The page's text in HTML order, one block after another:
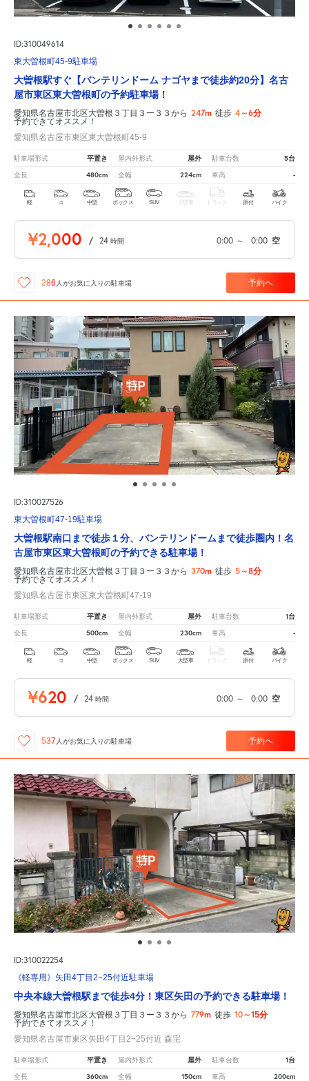
ID:310049614
東大曽根町45-9駐車場
大曽根駅すぐ【バンテリンドーム ナゴヤまで徒歩約20分】名古
屋市東区東大曽根町の予約駐車場！
愛知県名古屋市北区大曽根３丁目３ー３３から 247m 徒歩 4～6分
予約できてオススメ！
愛知県名古屋市東区東大曽根町45-9
駐車場形式 平置き 屋内外形式 屋外 駐車台数 5台
全長 480cm 全幅 224cm 車高 -
軽 コ 中型 ボックス SUV 大型車 トラック 原付 バイク
¥2,000 / 24 時間 0:00 ～ 0:00 空
286 人がお気に入りの駐車場 予約へ
ID:310027526
東大曽根町47-19駐車場
大曽根駅南口まで徒歩１分、バンテリンドームまで徒歩圏内！名
古屋市東区東大曽根町の予約できる駐車場！
愛知県名古屋市北区大曽根３丁目３ー３３から 370m 徒歩 5～8分
予約できてオススメ！
愛知県名古屋市東区東大曽根町47-19
駐車場形式 平置き 屋内外形式 屋外 駐車台数 1台
全長 500cm 全幅 230cm 車高 -
軽 コ 中型 ボックス SUV 大型車 トラック 原付 バイク
¥620 / 24 時間 0:00 ～ 0:00 空
537 人がお気に入りの駐車場 予約へ
ID:310022254
《軽専用》矢田4丁目2−25付近駐車場
中央本線大曽根駅まで徒歩4分！東区矢田の予約できる駐車場！
愛知県名古屋市北区大曽根３丁目３ー３３から 779m 徒歩 10～15分
予約できてオススメ！
愛知県名古屋市東区矢田4丁目2−25付近 森宅
駐車場形式 平置き 屋内外形式 屋外 駐車台数 1台
全長 360cm 全幅 150cm 車高 200cm